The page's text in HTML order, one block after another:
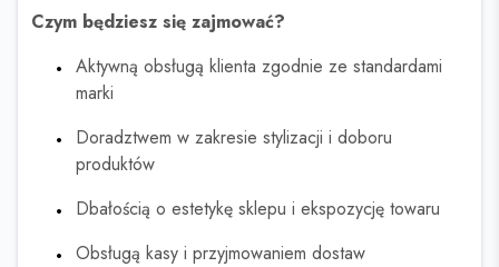
Czym będziesz się zajmować?
Aktywną obsługą klienta zgodnie ze standardami
marki
Doradztwem w zakresie stylizacji i doboru
produktów
Dbałością o estetykę sklepu i ekspozycję towaru
Obsługą kasy i przyjmowaniem dostaw